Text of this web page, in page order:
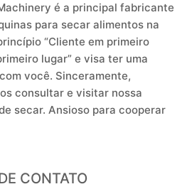
é a principal fabricante
para secar alimentos na
“Cliente em primeiro
lugar” e visa ter uma
você. Sinceramente,
consultar e visitar nossa
secar. Ansioso para cooperar
CONTATO